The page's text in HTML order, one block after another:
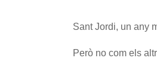
Sant Jordi, un any
Però no com els